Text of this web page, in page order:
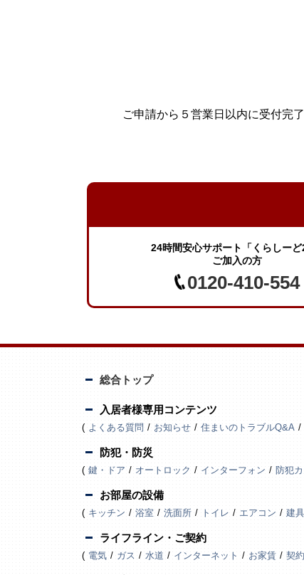
ご申請から５営業日以内に受付完
24時間安心サポート「くらしーど
ご加入の方
0120-410-554
総合トップ
入居者様専用コンテンツ
よくある質問 お知らせ 住まいのトラブルQ&A
防犯・防災
鍵・ドア オートロック インターフォン 防犯
お部屋の設備
キッチン 浴室 洗面所 トイレ エアコン 建
ライフライン・ご契約
電気 ガス 水道 インターネット お家賃 契